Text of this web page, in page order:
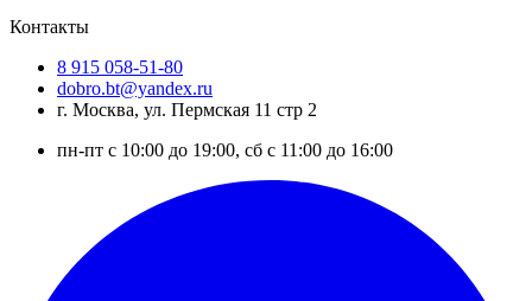
Контакты
8 915 058-51-80
dobro.bt@yandex.ru
г. Москва, ул. Пермская 11 стр 2
пн-пт с 10:00 до 19:00, сб с 11:00 до 16:00